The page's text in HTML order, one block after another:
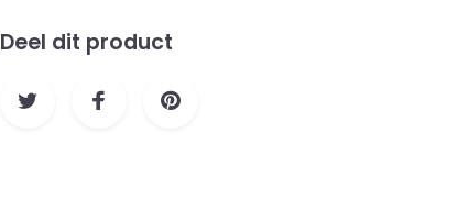
Deel dit product